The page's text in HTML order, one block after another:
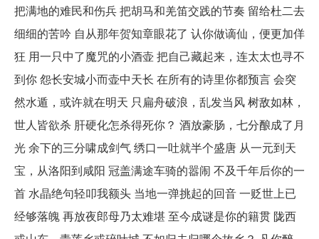
把满地的难民和伤兵 把胡马和羌笛交践的节奏 留给杜二去
细细的苦吟 自从那年贺知章眼花了 认你做谪仙，便更加佯
狂 用一只中了魔咒的小酒壶 把自己藏起来，连太太也寻不
到你 怨长安城小而壶中天长 在所有的诗里你都预言 会突
然水遁，或许就在明天 只扁舟破浪，乱发当风 树敌如林，
世人皆欲杀 肝硬化怎杀得死你？ 酒放豪肠，七分酿成了月
光 余下的三分啸成剑气 绣口一吐就半个盛唐 从一元到天
宝，从洛阳到咸阳 冠盖满途车骑的嚣闹 不及千年后你的一
首 水晶绝句轻叩我额头 当地一弹挑起的回音 一贬世上已
经够落魄 再放夜郎母乃太难堪 至今成谜是你的籍贯 陇西